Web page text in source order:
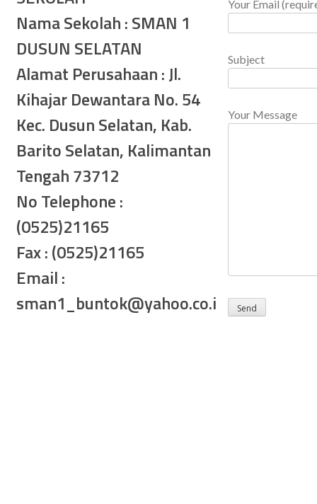
Nama Sekolah : SMAN 1
DUSUN SELATAN
Alamat Perusahaan : Jl.
Kihajar Dewantara No. 54
Kec. Dusun Selatan, Kab.
Barito Selatan, Kalimantan
Tengah 73712
No Telephone :
(0525)21165
Fax : (0525)21165
Email :
sman1_buntok@yahoo.co.i
Your Email
Subject
Your Message